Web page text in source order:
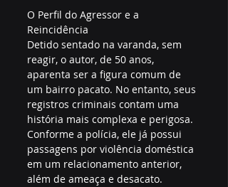
O Perfil do Agressor e a
Reincidência
Detido sentado na varanda, sem
reagir, o autor, de 50 anos,
aparenta ser a figura comum de
um bairro pacato. No entanto, seus
registros criminais contam uma
história mais complexa e perigosa.
Conforme a polícia, ele já possui
passagens por violência doméstica
em um relacionamento anterior,
além de ameaça e desacato.